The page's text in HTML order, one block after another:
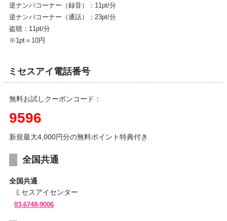
逆ナンパコーナー（録音）：11pt/分
逆ナンパコーナー（通話）：23pt/分
盗聴：11pt/分
※1pt＝10円
ミセスアイ電話番号
無料お試しクーポンコード：
9596
新規最大4,000円分の無料ポイント特典付き
全国共通
全国共通
ミセスアイセンター
03-6748-9006